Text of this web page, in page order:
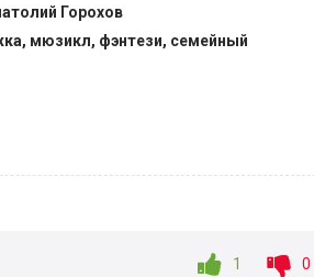
Горохов
мюзикл, фэнтези, семейный
1 0